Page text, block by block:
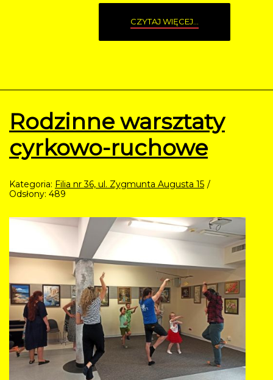
CZYTAJ WIĘCEJ...
Rodzinne warsztaty
cyrkowo-ruchowe
Kategoria: Filia nr 36, ul. Zygmunta Augusta 15
Odsłony: 489